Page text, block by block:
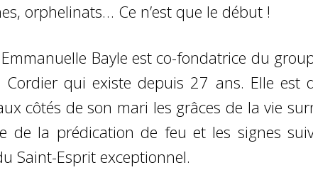
orphelinats… Ce n’est que le début !
Bayle est co-fondatrice du
Cordier qui existe depuis 27 ans. Elle est
côtés de son mari les grâces de la vie
de la prédication de feu et les signes
Saint-Esprit exceptionnel.